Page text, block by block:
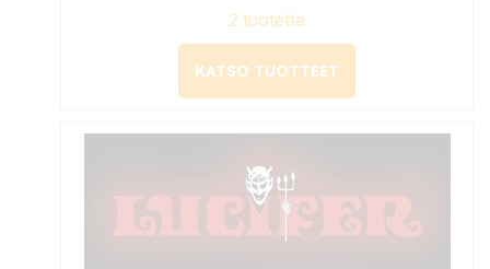
2 tuotetta
KATSO TUOTTEET